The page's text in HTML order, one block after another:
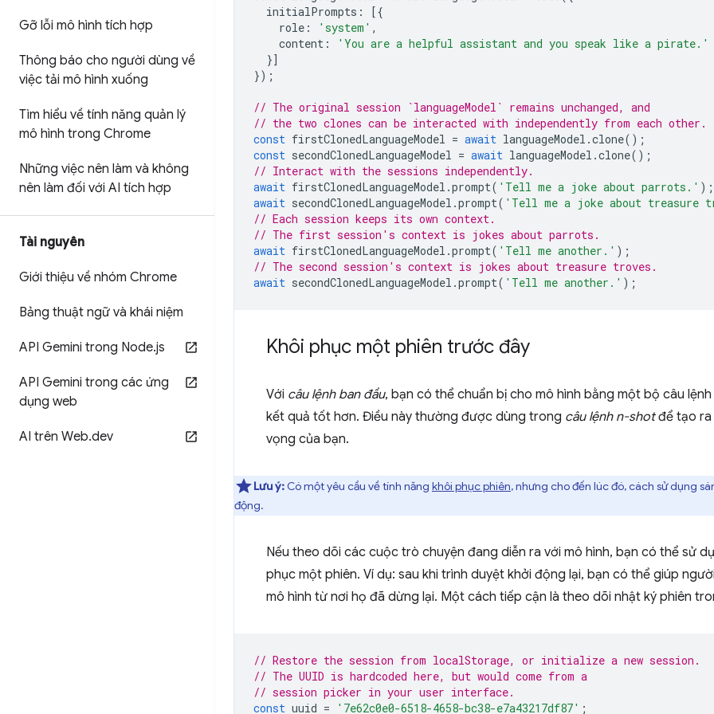
Gỡ lỗi mô hình tích hợp
Thông báo cho người dùng về
việc tải mô hình xuống
Tìm hiểu về tính năng quản lý
mô hình trong Chrome
Những việc nên làm và không
nên làm đối với AI tích hợp
Tài nguyên
Giới thiệu về nhóm Chrome
Bảng thuật ngữ và khái niệm
API Gemini trong Node.js
API Gemini trong các ứng
dụng web
AI trên Web.dev
initialPrompts :
[{
role : 'system' ,
content :
'You are a helpful assistant and you speak like a pirate.'
}]
});
// The original session `languageModel` remains unchanged, and
// the two clones can be interacted with independently from each other.
const firstClonedLanguageModel = await languageModel .clone();
const secondClonedLanguageModel = await languageModel .clone();
// Interact with the sessions independently.
await firstClonedLanguageModel .prompt( 'Tell me a joke about parrots.' );
await secondClonedLanguageModel .prompt( 'Tell me a joke about treasure
// Each session keeps its own context.
// The first session's context is jokes about parrots.
await firstClonedLanguageModel .prompt( 'Tell me another.' );
// The second session's context is jokes about treasure troves.
await secondClonedLanguageModel .prompt( 'Tell me another.' );
Khôi phục một phiên trước đây
Với câu lệnh ban đầu, bạn có thể chuẩn bị cho mô hình bằng một bộ câu
kết quả tốt hơn. Điều này thường được dùng trong câu lệnh n-shotđể tạo ra
vọng của bạn.
Lưu ý: Có một yêu cầu về tính năng khôi phục phiên, nhưng cho đến lúc đó, cách sử dụng
động.
Nếu theo dõi các cuộc trò chuyện đang diễn ra với mô hình, bạn có thể sử
phục một phiên. Ví dụ: sau khi trình duyệt khởi động lại, bạn có thể giúp
mô hình từ nơi họ đã dừng lại. Một cách tiếp cận là theo dõi nhật ký phiên
// Restore the session from localStorage, or initialize a new session.
// The UUID is hardcoded here, but would come from a
// session picker in your user interface.
const uuid = '7e62c0e0-6518-4658-bc38-e7a43217df87' ;